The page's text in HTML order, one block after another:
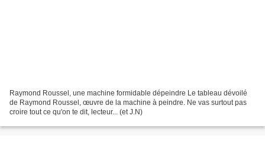
Raymond Roussel, une machine formidable dépeindre Le tableau dévoilé
de Raymond Roussel, œuvre de la machine à peindre. Ne vas surtout pas
croire tout ce qu'on te dit, lecteur... (et J.N)